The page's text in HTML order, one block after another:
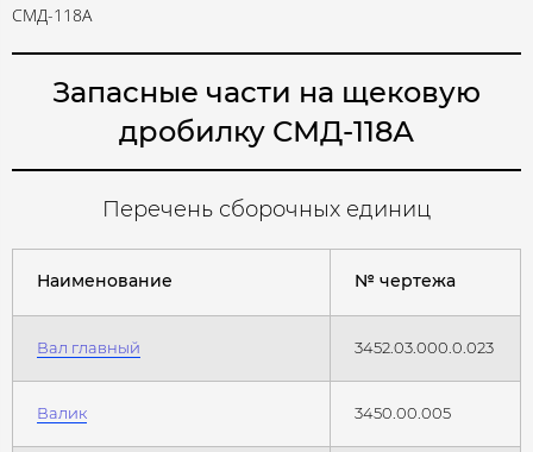
СМД-118А
Запасные части на щековую
дробилку СМД-118А
Перечень сборочных единиц
Наименование № чертежа
Вал главный 3452.03.000.0.023
Валик 3450.00.005